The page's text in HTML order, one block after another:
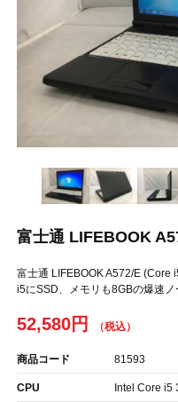
富士通 LIFEBOOK
富士通 LIFEBOOK A572/E
i5にSSD、メモリも8GBの爆速
52,580円
商品コード 81593
CPU Intel Core i5